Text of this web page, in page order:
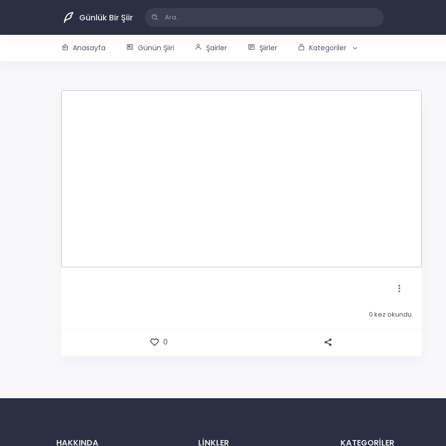
Günlük Bir Şiir
Anasayfa Günün Şiiri Şairler Şiirler Kategoriler
0 kez okundu
0
HAKKINDA LINKLER KATEGORILER